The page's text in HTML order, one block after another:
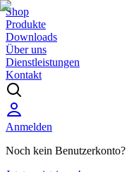
Shop
Produkte
Downloads
Über uns
Dienstleistungen
Kontakt
Anmelden
Noch kein Benutzerkonto?